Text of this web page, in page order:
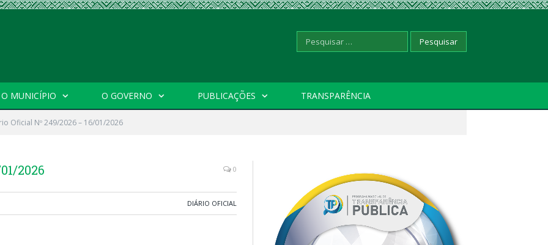
Pesquisar
O MUNICÍPIO O GOVERNO PUBLICAÇÕES TRANSPARÊNCIA
Oficial Nº 249/2026 – 16/01/2026
2026 0
DIÁRIO OFICIAL